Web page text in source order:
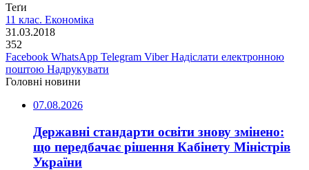
Теґи
11 клас. Економіка
31.03.2018
352
Facebook WhatsApp Telegram Viber Надіслати електронною
поштою Надрукувати
Головні новини
07.08.2026
Державні стандарти освіти знову змінено:
що передбачає рішення Кабінету Міністрів
України